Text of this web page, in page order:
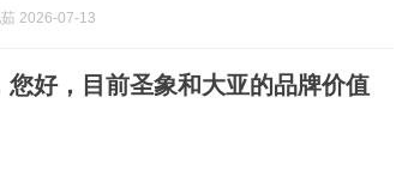
2026-07-13
好，目前圣象和大亚的品牌价值